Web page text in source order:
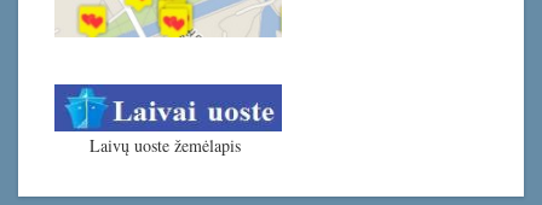
Laivų uoste žemėlapis